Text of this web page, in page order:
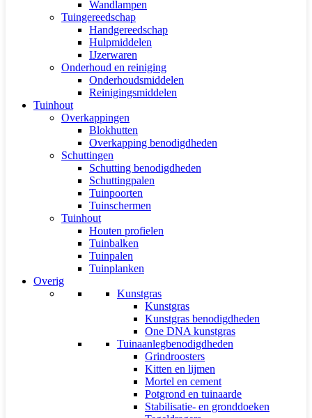
Wandlampen
Tuingereedschap
Handgereedschap
Hulpmiddelen
IJzerwaren
Onderhoud en reiniging
Onderhoudsmiddelen
Reinigingsmiddelen
Tuinhout
Overkappingen
Blokhutten
Overkapping benodigdheden
Schuttingen
Schutting benodigdheden
Schuttingpalen
Tuinpoorten
Tuinschermen
Tuinhout
Houten profielen
Tuinbalken
Tuinpalen
Tuinplanken
Overig
Kunstgras
Kunstgras
Kunstgras benodigdheden
One DNA kunstgras
Tuinaanlegbenodigdheden
Grindroosters
Kitten en lijmen
Mortel en cement
Potgrond en tuinaarde
Stabilisatie- en gronddoeken